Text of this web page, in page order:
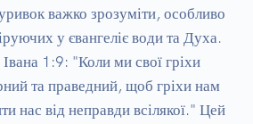
важко зрозуміти, особливо
у євангеліє води та Духа.
1:9: "Коли ми свої гріхи
та праведний, щоб гріхи нам
нас від неправди всілякої." Цей